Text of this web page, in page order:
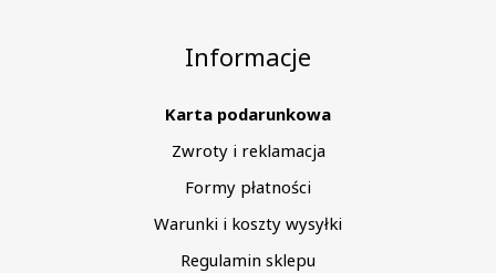
Informacje
Karta podarunkowa
Zwroty i reklamacja
Formy płatności
Warunki i koszty wysyłki
Regulamin sklepu